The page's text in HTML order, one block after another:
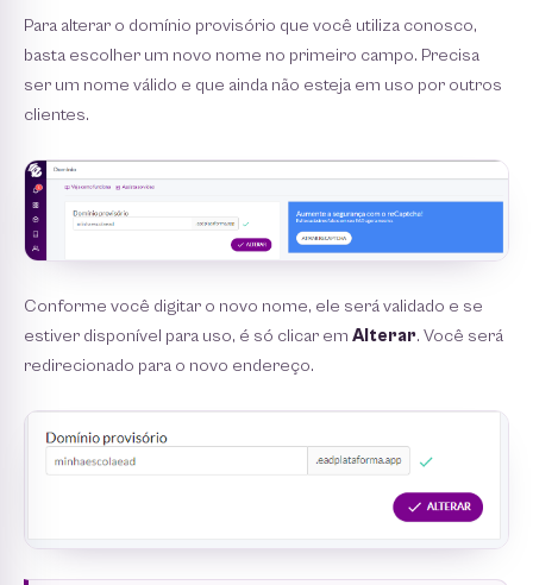
Para alterar o domínio provisório que você utiliza conosco,
basta escolher um novo nome no primeiro campo. Precisa
ser um nome válido e que ainda não esteja em uso por outros
clientes.
Conforme você digitar o novo nome, ele será validado e se
estiver disponível para uso, é só clicar em Alterar. Você será
redirecionado para o novo endereço.